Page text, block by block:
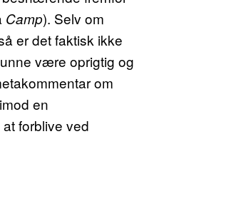
Camp). Selv om
er det faktisk ikke
være oprigtig og
om
en
forblive ved